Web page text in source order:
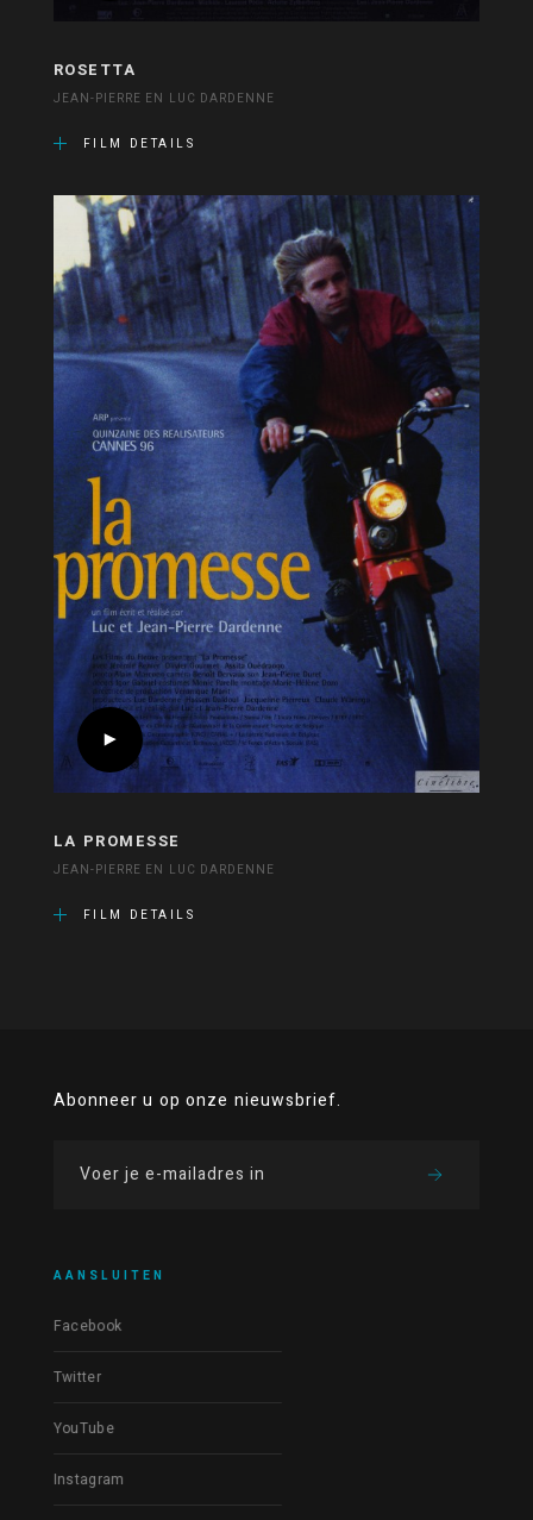
ROSETTA
JEAN-PIERRE EN LUC DARDENNE
FILM DETAILS
LA PROMESSE
JEAN-PIERRE EN LUC DARDENNE
FILM DETAILS
Abonneer u op onze nieuwsbrief.
AANSLUITEN
Facebook
Twitter
YouTube
Instagram